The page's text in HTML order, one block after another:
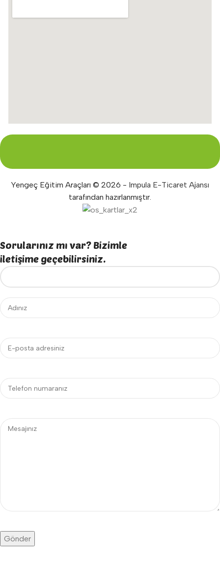
Yengeç Eğitim Araçları © 2026 - Impula E-Ticaret Ajansı
tarafından hazırlanmıştır.
Sorularınız mı var? Bizimle
iletişime geçebilirsiniz.